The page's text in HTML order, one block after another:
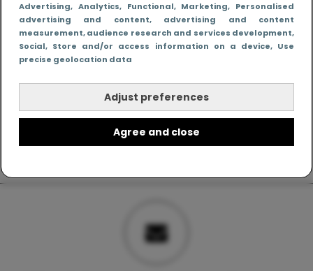
Advertising, Analytics, Functional, Marketing, Personalised
advertising and content, advertising and content
measurement, audience research and services development,
Social, Store and/or access information on a device, Use
precise geolocation data
Adjust preferences
Agree and close